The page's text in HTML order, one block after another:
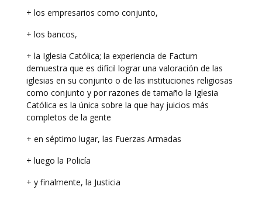
+ los empresarios como conjunto,
+ los bancos,
+ la Iglesia Católica; la experiencia de Factum
demuestra que es difícil lograr una valoración de las
iglesias en su conjunto o de las instituciones religiosas
como conjunto y por razones de tamaño la Iglesia
Católica es la única sobre la que hay juicios más
completos de la gente
+ en séptimo lugar, las Fuerzas Armadas
+ luego la Policía
+ y finalmente, la Justicia